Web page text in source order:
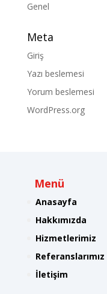
Genel
Meta
Giriş
Yazı beslemesi
Yorum beslemesi
WordPress.org
Menü
Anasayfa
Hakkımızda
Hizmetlerimiz
Referanslarımız
İletişim